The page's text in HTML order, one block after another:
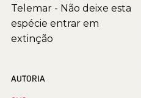
Telemar - Não deixe esta
espécie entrar em
extinção
AUTORIA